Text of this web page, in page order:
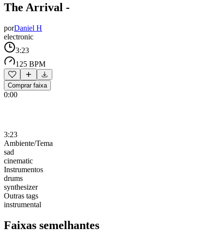
The Arrival -
porDaniel H
electronic
3:23
125 BPM
Comprar faixa
0:00
3:23
Ambiente/Tema
sad
cinematic
Instrumentos
drums
synthesizer
Outras tags
instrumental
Faixas semelhantes